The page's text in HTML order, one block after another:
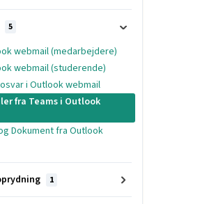
5
webmail (medarbejdere)
webmail (studerende)
i Outlook webmail
fra Teams i Outlook
Dokument fra Outlook
1